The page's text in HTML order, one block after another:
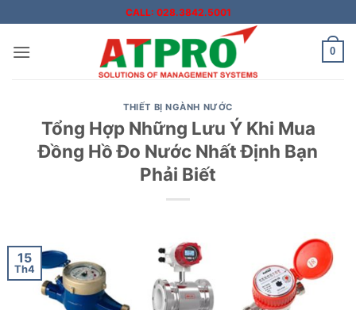
qua
nội
CALL: 028.3842.5001
0
THIẾT BỊ NGÀNH NƯỚC
Tổng Hợp Những Lưu Ý Khi Mua
Đồng Hồ Đo Nước Nhất Định Bạn
Phải Biết
15
Th4